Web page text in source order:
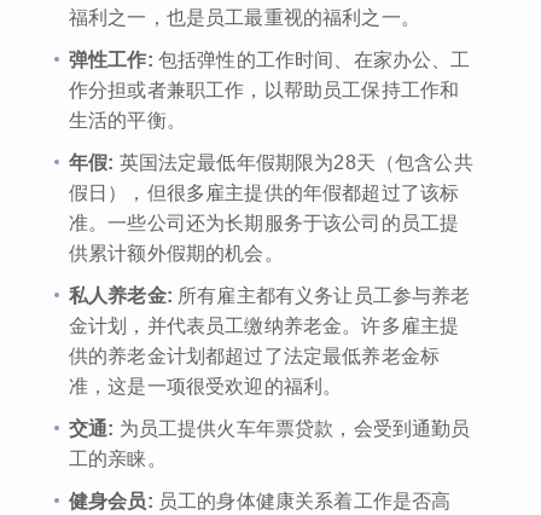
福利之一，也是员工最重视的福利之一。
弹性工作: 包括弹性的工作时间、在家办公、工
作分担或者兼职工作，以帮助员工保持工作和
生活的平衡。
年假: 英国法定最低年假期限为28天（包含公共
假日），但很多雇主提供的年假都超过了该标
准。一些公司还为长期服务于该公司的员工提
供累计额外假期的机会。
私人养老金: 所有雇主都有义务让员工参与养老
金计划，并代表员工缴纳养老金。许多雇主提
供的养老金计划都超过了法定最低养老金标
准，这是一项很受欢迎的福利。
交通: 为员工提供火车年票贷款，会受到通勤员
工的亲睐。
健身会员: 员工的身体健康关系着工作是否高